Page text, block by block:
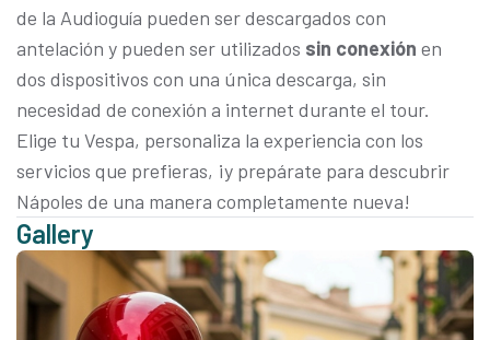
de la Audioguía pueden ser descargados con
antelación y pueden ser utilizados sin conexión en
dos dispositivos con una única descarga, sin
necesidad de conexión a internet durante el tour.
Elige tu Vespa, personaliza la experiencia con los
servicios que prefieras, ¡y prepárate para descubrir
Nápoles de una manera completamente nueva!
Gallery